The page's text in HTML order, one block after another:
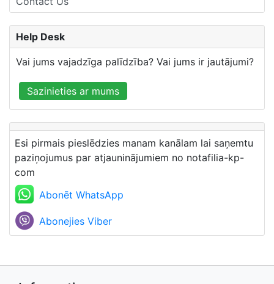
Help Desk
Vai jums vajadzīga palīdzība? Vai jums ir jautājumi?
Sazinieties ar mums
Esi pirmais pieslēdzies manam kanālam lai saņemtu
paziņojumus par atjauninājumiem no notafilia-kp-
com
Abonēt WhatsApp
Abonejies Viber